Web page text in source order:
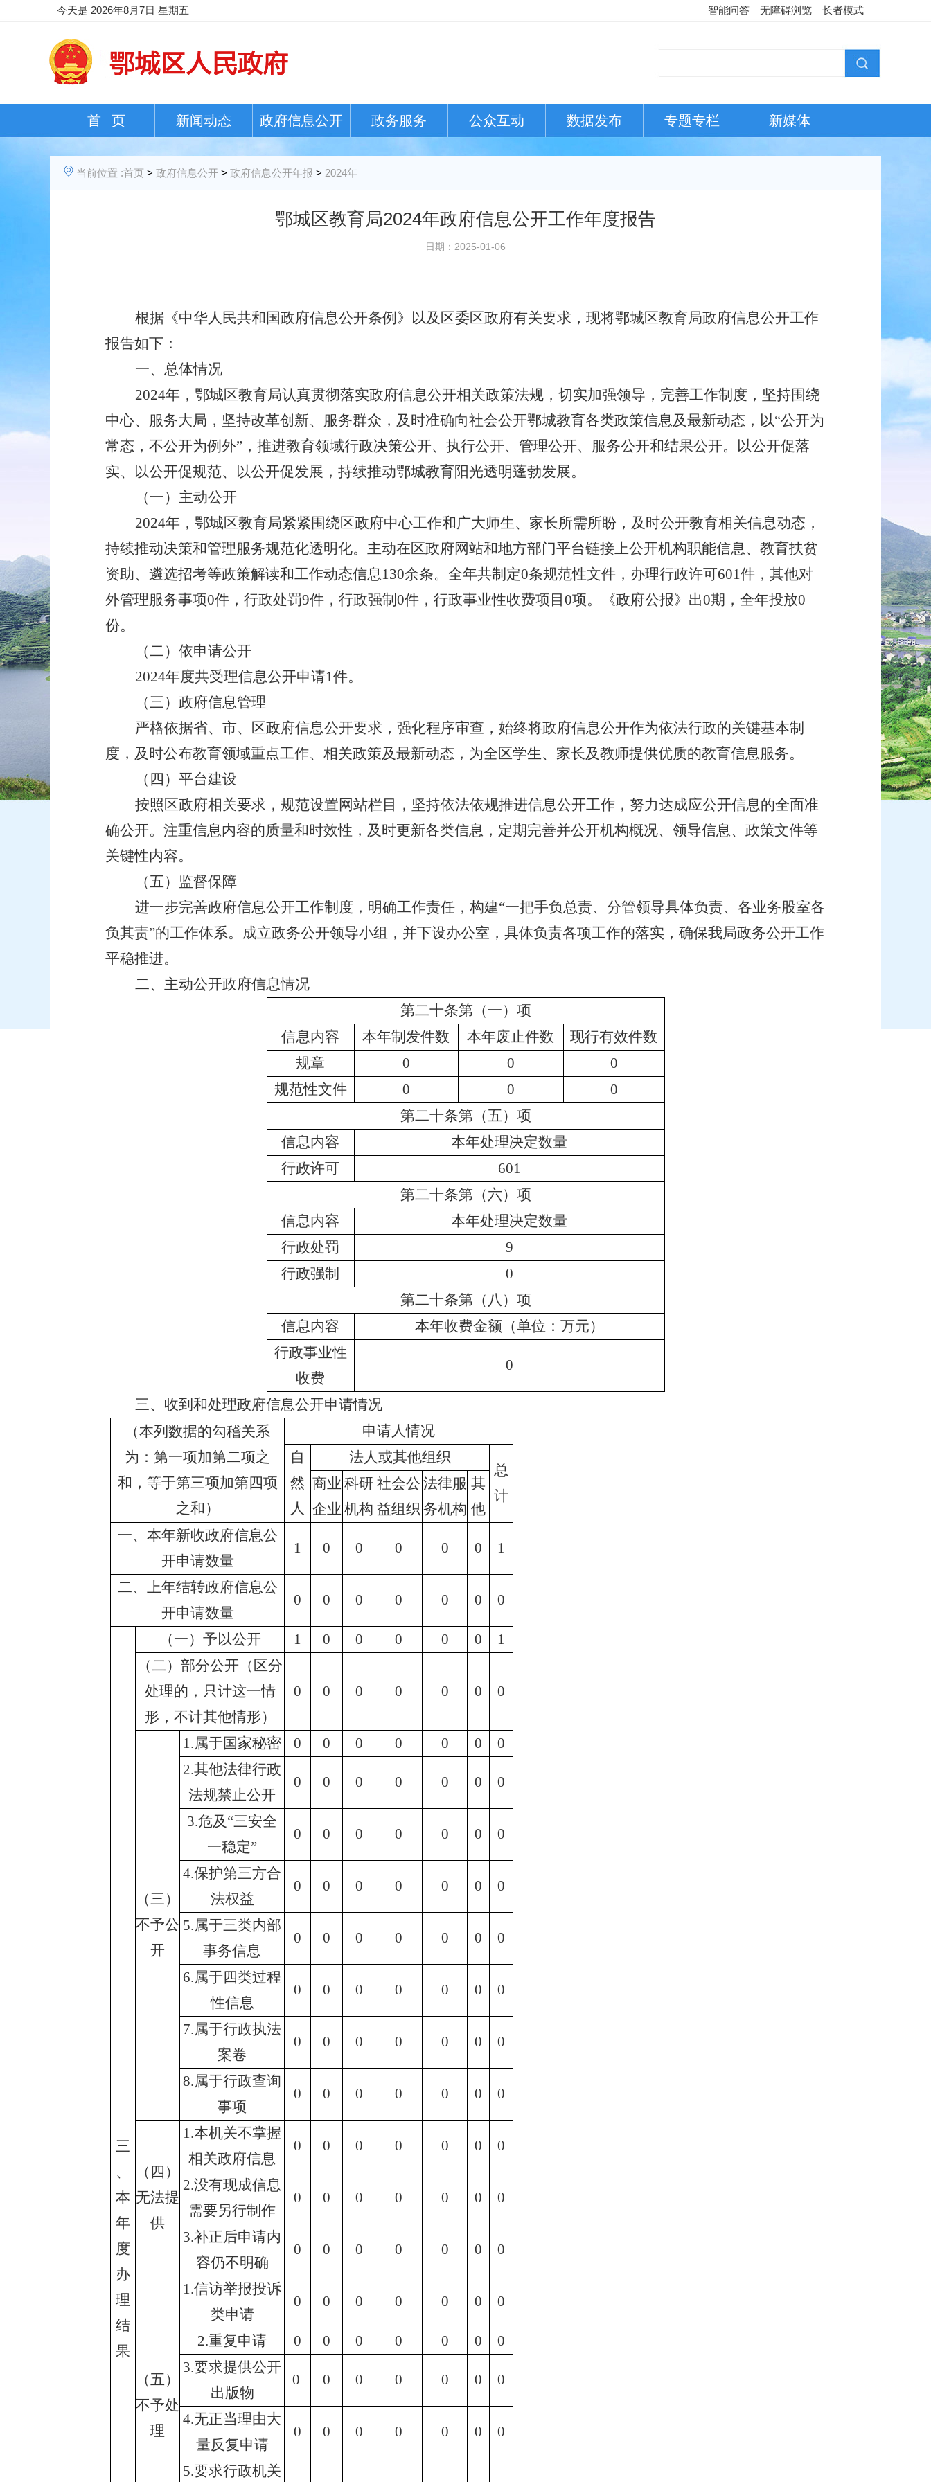
今天是 2026年8月7日 星期五 智能问答 无障碍浏览 长者模式
首 页 新闻动态 政府信息公开 政务服务 公众互动 数据发布 专题专栏 新媒体
当前位置 :首页 > 政府信息公开 > 政府信息公开年报 > 2024年
鄂城区教育局2024年政府信息公开工作年度报告
日期：2025-01-06
根据《中华人民共和国政府信息公开条例》以及区委区政府有关要求，现将鄂城区教育局政府信息公开工作
报告如下：
一、 总体情况
2024年，鄂城区教育局认真贯彻落实政府信息公开相关政策法规，切实加强领导，完善工作制度，坚持围绕
中心、服务大局，坚持改革创新、服务群众，及时准确向社会公开鄂城教育各类政策信息及最新动态，以“公开为
常态，不公开为例外”，推进教育领域行政决策公开、执行公开、管理公开、服务公开和结果公开。以公开促落
实、以公开促规范、以公开促发展，持续推动鄂城教育阳光透明蓬勃发展。
（一） 主动公开
2024年， 鄂城区教育局紧紧围绕区政府中心工作和广大师生、家长所需所盼，及时公开教育相关信息动态，
持续推动决策和管理服务规范化透明化。 主动在区政府网站和地方部门平台链接上公开机构职能信息、 教育扶贫
资助、遴选招考等政策解读和工作动态信息130余条。全年共制定0条规范性文件，办理行政许可601件，其他对
外管理服务事项0件，行政处罚9件，行政强制0件，行政事业性收费项目0项。《政府公报》出0期，全年投放0
份。
（二） 依申请公开
2024年度共受理信息公开申请1件。
（三） 政府信息管理
严格依据省、市、区政府信息公开要求，强化程序审查，始终将政府信息公开作为依法行政的关键基本制
度，及时公布教育领域重点工作、相关政策及最新动态，为全区学生、家长及教师提供优质的教育信息服务。
（四） 平台建设
按照区政府相关要求，规范设置网站栏目，坚持依法依规推进信息公开工作，努力达成应公开信息的全面准
确公开。注重信息内容的质量和时效性，及时更新各类信息，定期完善并公开机构概况、领导信息、政策文件等
关键性内容。
（五） 监督保障
进一步完善政府信息公开工作制度，明确工作责任，构建“一把手负总责、分管领导具体负责、各业务股室各
负其责”的工作体系。成立政务公开领导小组，并下设办公室，具体负责各项工作的落实，确保我局政务公开工作
平稳推进。
二、主动公开政府信息情况
第二十条第（一）项
信息内容
本年制 发件数 本年废止件数
现行有效件数
规章
0 0
0
规范性文件
0 0
0
第二十条第（五）项
信息内容
本年处理决定数量
行政许可
601
第二十条第（六）项
信息内容
本年处理决定数量
行政处罚
9
行政强制
0
第二十条第（八）项
信息内容
本年收费金额（单位：万元）
行政事业性
收费
0
三、收到和处理政府信息公开申请情况
（本列数据的勾稽关系
为：第一项加第二项之
和，等于第三项加第四项
之和）
申请人情况
自
然
人
法人或其他组织
总
计
商业
企业
科研
机构
社会公
益组织
法律服
务机构
其
他
一、本年新收政府信息公
开申请数量
1 0 0 0 0 0 1
二、上年结转政府信息公
开申请数量
0 0 0 0 0 0 0
三
、
本
年
度
办
理
结
果
（一）予以公开 1 0 0 0 0 0
1
（二）部分公开（区分
处理的，只计这一情
形，不计其他情形）
0 0 0 0 0 0 0
（三）
不予公
开
1.属于国家秘密 0 0 0 0 0 0
0
2.其他法律行政
法规禁止公开
0 0 0 0 0 0 0
3.危及“三安全
一稳定”
0 0 0 0 0 0 0
4.保护第三方合
法权益
0 0 0 0 0 0 0
5.属于三类内部
事务信息
0 0 0 0 0 0 0
6.属于四类过程
性信息
0 0 0 0 0 0 0
7.属于行政执法
案卷
0 0 0 0 0 0 0
8.属于行政查询
事项
0 0 0 0 0 0 0
（四）
无法提
供
1.本机关不掌握
相关政府信息
0 0 0 0 0 0 0
2.没有现成信息
需要另行制作
0 0 0 0 0 0 0
3.补正后申请内
容仍不明确
0 0 0 0 0 0 0
（五）
不予处
理
1.信访举报投诉
类申请
0 0 0 0 0 0 0
2.重复申请 0 0 0 0 0 0
0
3.要求提供公开
出版物
0 0 0 0 0 0 0
4.无正当理由大
量反复申请
0 0 0 0 0 0 0
5.要求行政机关